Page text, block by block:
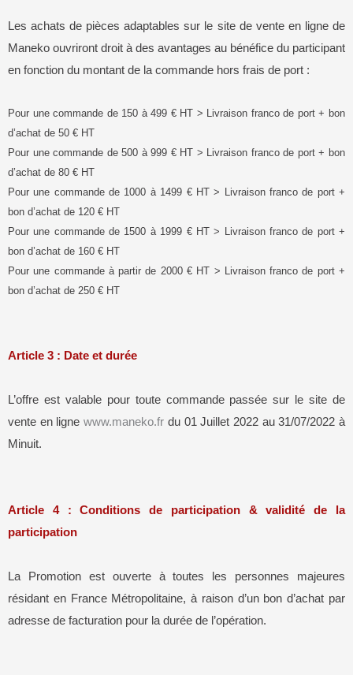
Les achats de pièces adaptables sur le site de vente en ligne de
Maneko ouvriront droit à des avantages au bénéfice du participant
en fonction du montant de la commande hors frais de port :
Pour une commande de 150 à 499 € HT > Livraison franco de port + bon
d’achat de 50 € HT
Pour une commande de 500 à 999 € HT > Livraison franco de port + bon
d’achat de 80 € HT
Pour une commande de 1000 à 1499 € HT > Livraison franco de port +
bon d’achat de 120 € HT
Pour une commande de 1500 à 1999 € HT > Livraison franco de port +
bon d’achat de 160 € HT
Pour une commande à partir de 2000 € HT > Livraison franco de port +
bon d’achat de 250 € HT
Article 3 : Date et durée
L’offre est valable pour toute commande passée sur le site de
vente en lignewww.maneko.fr du 01 Juillet 2022 au 31/07/2022 à
Minuit.
Article 4 : Conditions de participation & validité de la
participation
La Promotion est ouverte à toutes les personnes majeures
résidant en France Métropolitaine, à raison d’un bon d’achat par
adresse de facturation pour la durée de l’opération.